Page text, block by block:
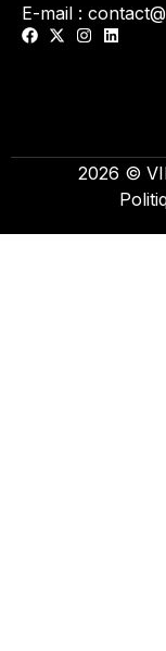
E-mail :
2026 ©